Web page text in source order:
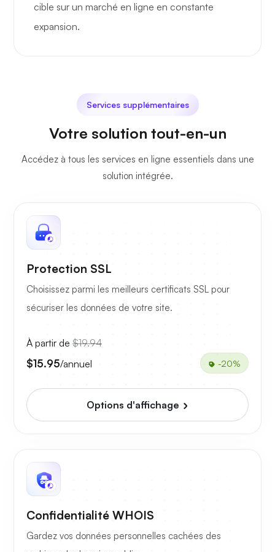
cible sur un marché en ligne en constante
expansion.
Services supplémentaires
Votre solution tout-en-un
Accédez à tous les services en ligne essentiels dans une
solution intégrée.
Protection SSL
Choisissez parmi les meilleurs certificats SSL pour
sécuriser les données de votre site.
À partir de $19.94
$15.95/annuel -20%
Options d'affichage
Confidentialité WHOIS
Gardez vos données personnelles cachées des